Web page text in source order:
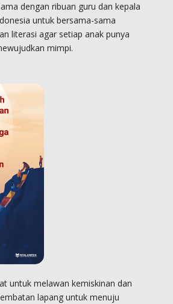
dengan ribuan guru dan kepala
untuk bersama-sama
literasi agar setiap anak punya
mimpi.
untuk melawan kemiskinan dan
lapang untuk menuju